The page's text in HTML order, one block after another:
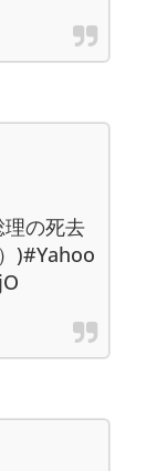
の死去
)#Yahoo